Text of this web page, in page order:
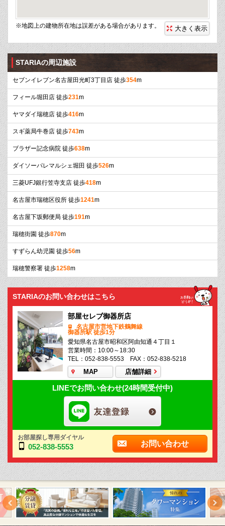
※地図上の建物所在地は誤差がある場合があります。 大きく表示
STARIAの周辺施設
セブンイレブン名古屋田光町3丁目店 徒歩354m
フィール堀田店 徒歩231m
ヤマダイ瑞穂店 徒歩416m
スギ薬局牛巻店 徒歩743m
ブラザー記念病院 徒歩638m
ダイソーパレマルシェ堀田 徒歩526m
三菱UFJ銀行笠寺支店 徒歩418m
名古屋市瑞穂区役所 徒歩1241m
名古屋下坂郵便局 徒歩191m
瑞穂街園 徒歩870m
すずらん幼児園 徒歩56m
瑞穂警察署 徒歩1258m
STARIAのお問い合わせはこちら
部屋セレブ御器所店
名古屋市営地下鉄鶴舞線
御器所駅 徒歩1分
愛知県名古屋市昭和区阿由知通４丁目１
営業時間：10:00～18:30
TEL：052-838-5553 FAX：052-838-5218
MAP 店舗詳細
LINEでお問い合わせ(24時間受付中)
お部屋探し専用ダイヤル
052-838-5553 お問い合わせ